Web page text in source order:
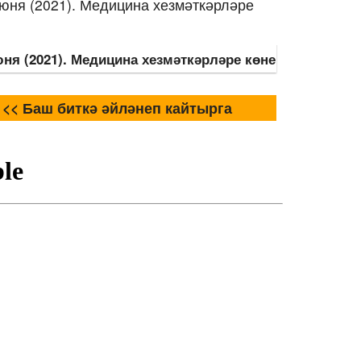
(2021). Медицина хезмәткәрләре көне
<< Баш биткә әйләнеп кайтырга